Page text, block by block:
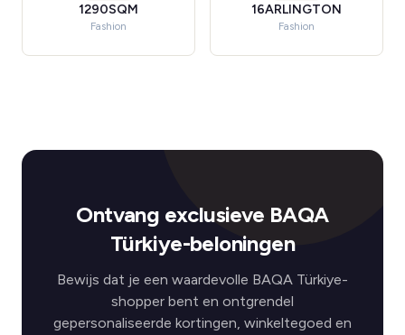
1290SQM
Fashion
16ARLINGTON
Fashion
Ontvang exclusieve BAQA
Türkiye-beloningen
Bewijs dat je een waardevolle BAQA Türkiye-
shopper bent en ontgrendel
gepersonaliseerde kortingen, winkeltegoed en